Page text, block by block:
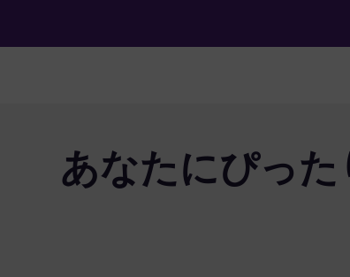
あなたにぴった